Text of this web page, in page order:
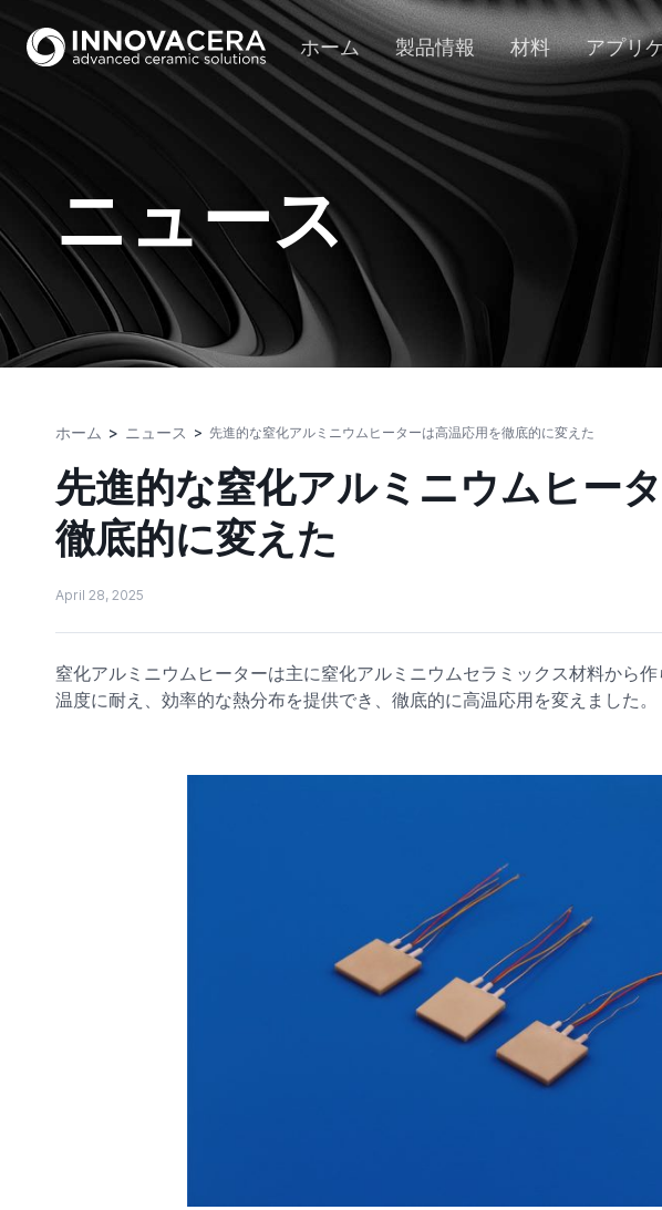
ホーム 製品情報 材料 アプリ
ニュース
ホーム ニュース 先進的な窒化アルミニウムヒーターは高温応用を徹底的に変えた
先進的な窒化アルミニウムヒー
徹底的に変えた
April 28, 2025
窒化アルミニウムヒーターは主に窒化アルミニウムセラミックス材料から
温度に耐え、効率的な熱分布を提供でき、徹底的に高温応用を変えました。